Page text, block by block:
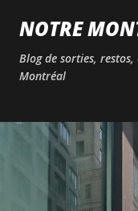
NOTRE
Blog de sorties,
Montréal